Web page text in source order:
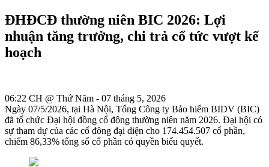
ĐHĐCĐ thường niên BIC 2026: Lợi
nhuận tăng trưởng, chi trả cổ tức vượt kế
hoạch
06:22 CH @ Thứ Năm - 07 tháng 5, 2026
Ngày 07/5/2026, tại Hà Nội, Tổng Công ty Bảo hiểm BIDV (BIC)
đã tổ chức Đại hội đồng cổ đông thường niên năm 2026. Đại hội có
sự tham dự của các cổ đông đại diện cho 174.454.507 cổ phần,
chiếm 86,33% tổng số cổ phần có quyền biểu quyết.